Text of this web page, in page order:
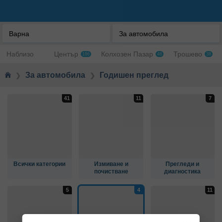
Варна За автомобила
Наблизо Център 186 Колхозен Пазар 48 Трошево 38
❯ За автомобила ❯ Годишен преглед
Всички категории
Измиване и
почистване
Прегледи и
диагностика